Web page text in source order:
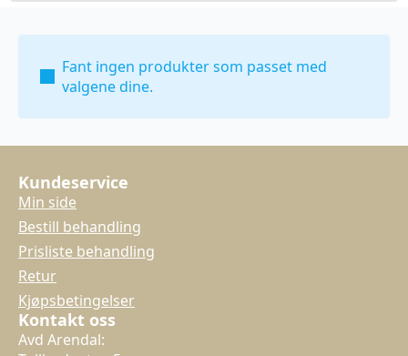
Fant ingen produkter som passet med
valgene dine.
Kundeservice
Min side
Bestill behandling
Prisliste behandling
Retur
Kjøpsbetingelser
Kontakt oss
Avd Arendal: